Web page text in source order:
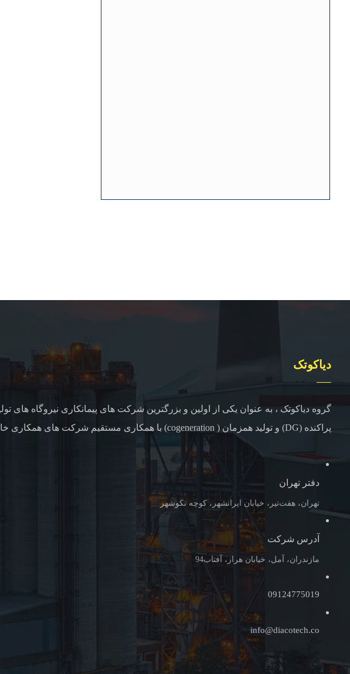
دیاکوتک
گروه دیاکوتک ، به عنوان یکی از اولین و بزرگترین شرکت های پیمانکاری نیروگاه های
پراکنده (DG) و تولید همزمان ( cogeneration) با همکاری مستقیم شرکت های همکاری خارجی
دفتر تهران
تهران، هفت‌تیر، خیابان ایرانشهر، کوچه نکوشهر
آدرس شرکت
مازندران، آمل، خیابان هراز، آفتاب94
09124775019
info@diacotech.co